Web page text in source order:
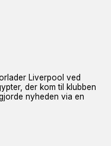
Liverpool ved
der kom til klubben
nyheden via en